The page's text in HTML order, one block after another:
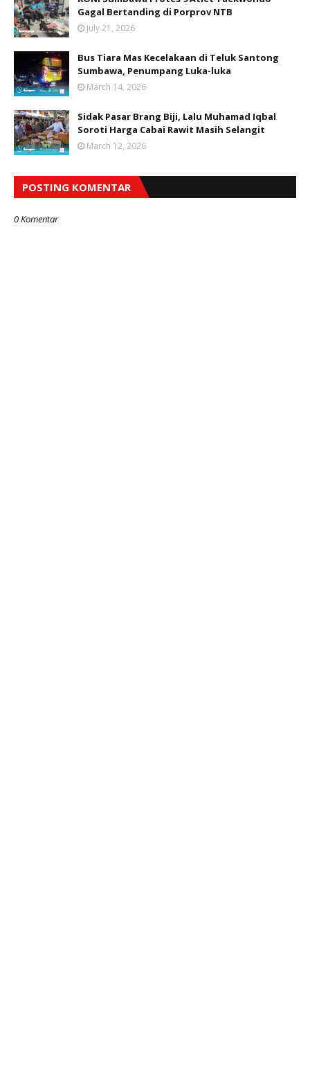
Gagal Bertanding di Porprov NTB
July 21, 2026
Bus Tiara Mas Kecelakaan di Teluk Santong
Sumbawa, Penumpang Luka-luka
March 14, 2026
Sidak Pasar Brang Biji, Lalu Muhamad Iqbal
Soroti Harga Cabai Rawit Masih Selangit
March 12, 2026
POSTING KOMENTAR
0 Komentar